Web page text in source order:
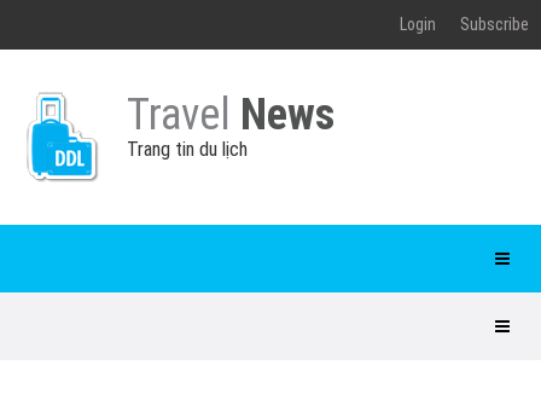
Login Subscribe
Travel News
Trang tin du lịch